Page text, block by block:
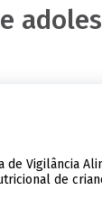
de Vigilância
de